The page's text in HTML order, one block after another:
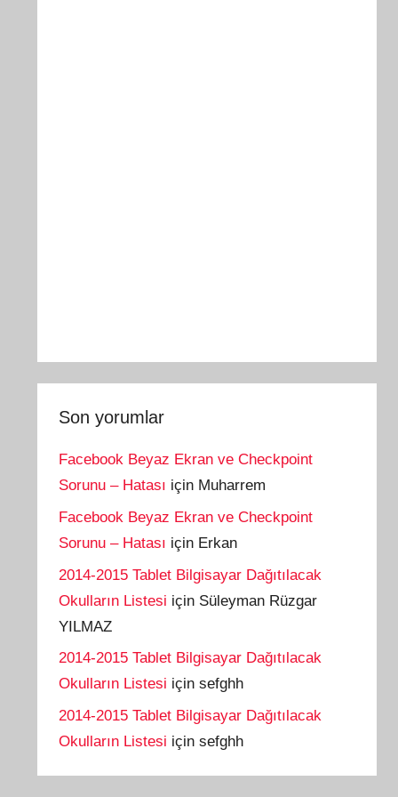
Son yorumlar
Facebook Beyaz Ekran ve Checkpoint
Sorunu – Hatası için Muharrem
Facebook Beyaz Ekran ve Checkpoint
Sorunu – Hatası için Erkan
2014-2015 Tablet Bilgisayar Dağıtılacak
Okulların Listesi için Süleyman Rüzgar
YILMAZ
2014-2015 Tablet Bilgisayar Dağıtılacak
Okulların Listesi içinsefghh
2014-2015 Tablet Bilgisayar Dağıtılacak
Okulların Listesi içinsefghh